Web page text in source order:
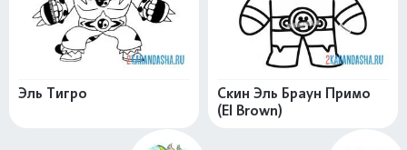
Эль Тигро
Скин Эль Браун Примо
(El Brown)